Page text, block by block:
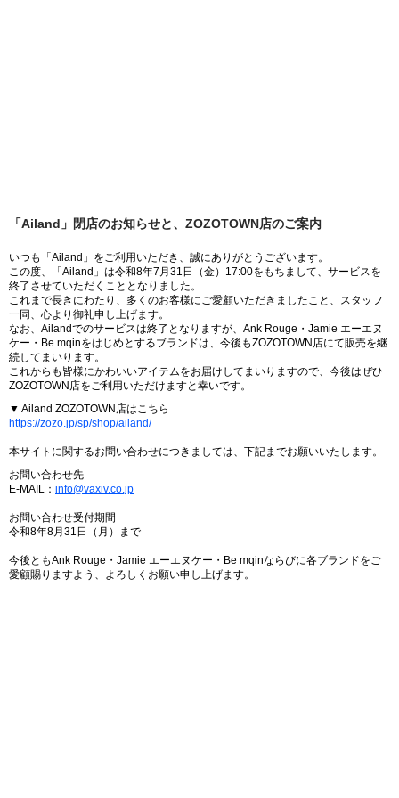
「Ailand」閉店のお知らせと、ZOZOTOWN店のご案内
いつも「Ailand」をご利用いただき、誠にありがとうございます。
この度、「Ailand」は令和8年7月31日（金）17:00をもちまして、サービスを
終了させていただくこととなりました。
これまで長きにわたり、多くのお客様にご愛顧いただきましたこと、スタッフ
一同、心より御礼申し上げます。
なお、Ailandでのサービスは終了となりますが、Ank Rouge・Jamie エーエヌ
ケー・Be mqinをはじめとするブランドは、今後もZOZOTOWN店にて販売を継
続してまいります。
これからも皆様にかわいいアイテムをお届けしてまいりますので、今後はぜひ
ZOZOTOWN店をご利用いただけますと幸いです。
▼ Ailand ZOZOTOWN店はこちら
https://zozo.jp/sp/shop/ailand/
本サイトに関するお問い合わせにつきましては、下記までお願いいたします。
お問い合わせ先
E-MAIL： info@vaxiv.co.jp
お問い合わせ受付期間
令和8年8月31日（月）まで
今後ともAnk Rouge・Jamie エーエヌケー・Be mqinならびに各ブランドをご
愛顧賜りますよう、よろしくお願い申し上げます。